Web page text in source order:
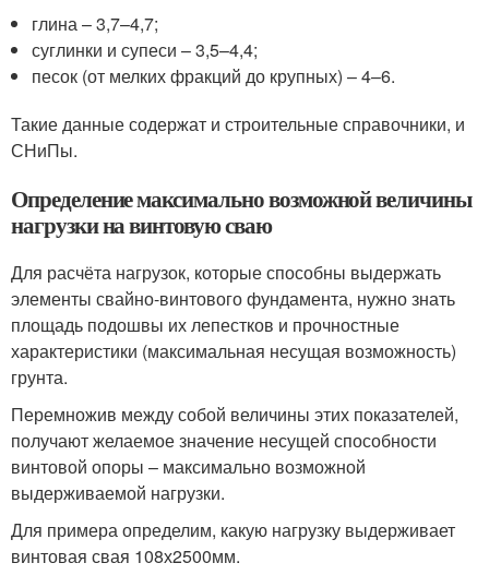
глина – 3,7–4,7;
суглинки и супеси – 3,5–4,4;
песок (от мелких фракций до крупных) – 4–6.
Такие данные содержат и строительные справочники, и
СНиПы.
Определение максимально возможной величины
нагрузки на винтовую сваю
Для расчёта нагрузок, которые способны выдержать
элементы свайно-винтового фундамента, нужно знать
площадь подошвы их лепестков и прочностные
характеристики (максимальная несущая возможность)
грунта.
Перемножив между собой величины этих показателей,
получают желаемое значение несущей способности
винтовой опоры – максимально возможной
выдерживаемой нагрузки.
Для примера определим, какую нагрузку выдерживает
винтовая свая 108х2500мм.